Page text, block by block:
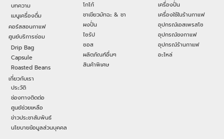
บทความ
เมนูเครื่องดื่ม
คอร์สสอนกาแฟ
ศูนย์บริการซ่อม
Drip Bag
Capsule
Roasted Beans
เกี่ยวกับเรา
ประวัติ
ช่องทางติดต่อ
ศูนย์ช่วยเหลือ
ข่าวประชาสัมพันธ์
นโยบายข้อมูลส่วนบุคคล
โกโก้
ชาเขียวมัทฉะ & ชา
ผงปั่น
ไซรัป
ซอส
ผลิตภัณฑ์อื่นๆ
สินค้าพิเศษ
เครื่องปั่น
เครื่องใช้ในร้านกาแฟ
อุปกรณ์เอสเพรสโซ
อุปกรณ์ชงกาแฟ
อุปกรณ์ร้านกาแฟ
อะไหล่